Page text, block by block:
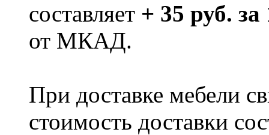
составляет + 35 руб.
от МКАД.
При доставке мебели
стоимость доставки